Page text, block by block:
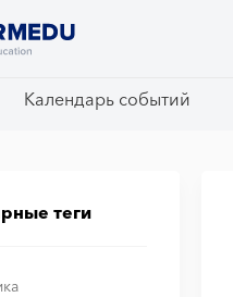
Календарь событий
Календарь событий
теги